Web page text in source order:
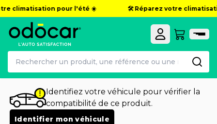
climatisation pour l'été ☀️ 🛠️ Réparez votre
Identifiez votre véhicule pour vérifier la
compatibilité de ce produit.
Identifier mon véhicule